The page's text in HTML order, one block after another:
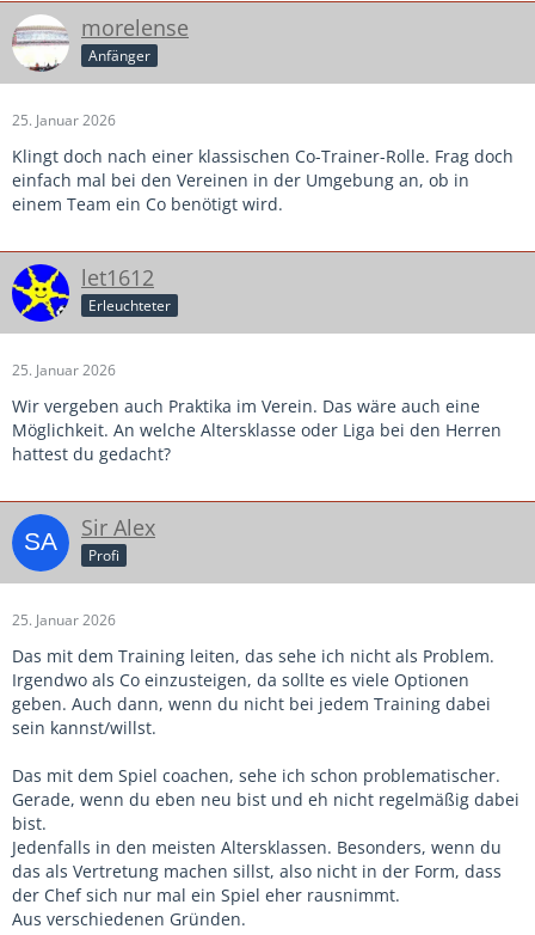
morelense
Anfänger
25. Januar 2026
Klingt doch nach einer klassischen Co-Trainer-Rolle. Frag doch
einfach mal bei den Vereinen in der Umgebung an, ob in
einem Team ein Co benötigt wird.
let1612
Erleuchteter
25. Januar 2026
Wir vergeben auch Praktika im Verein. Das wäre auch eine
Möglichkeit. An welche Altersklasse oder Liga bei den Herren
hattest du gedacht?
Sir Alex
Profi
25. Januar 2026
Das mit dem Training leiten, das sehe ich nicht als Problem.
Irgendwo als Co einzusteigen, da sollte es viele Optionen
geben. Auch dann, wenn du nicht bei jedem Training dabei
sein kannst/willst.
Das mit dem Spiel coachen, sehe ich schon problematischer.
Gerade, wenn du eben neu bist und eh nicht regelmäßig dabei
bist.
Jedenfalls in den meisten Altersklassen. Besonders, wenn du
das als Vertretung machen sillst, also nicht in der Form, dass
der Chef sich nur mal ein Spiel eher rausnimmt.
Aus verschiedenen Gründen.